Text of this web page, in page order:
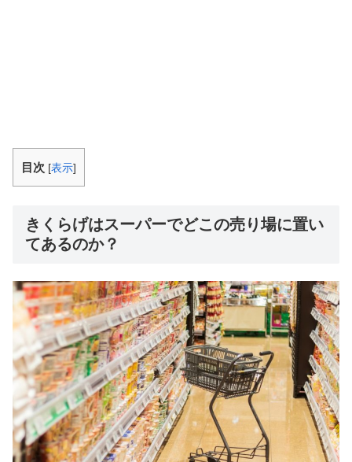
目次 [表示]
きくらげはスーパーでどこの売り場に置い
てあるのか？